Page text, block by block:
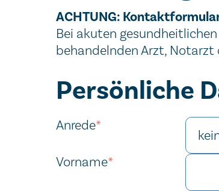
Wichtiger Hinweis
ACHTUNG:
Bei akuten
behandelnden Arzt, Notarzt
Kontaktformular
Persönliche
Anrede*
Vorname*